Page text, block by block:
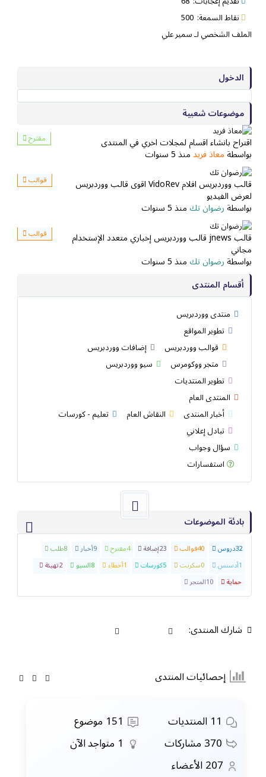
نقاط السمعة: 500
الملف الشخصي لـ سمير علي
الدخول
موضوعات شعبية
مقترح اقتراح بانشاء اقسام لمجلات اخري في المنتدى
بواسطة معاذ فريدمنذ 5 سنوات
قوالب قالب ووردبريس افلام VidoRev اقوى قالب ووردبريس
لعرض الفيديو
بواسطة رضوان تكمنذ 5 سنوات
قوالب قالب jnews قالب ووردبريس إخباري متعدد الإستخدام
مجاني
بواسطة رضوان تكمنذ 5 سنوات
أقسام المنتدى
منتدى ووردبريس
تطوير المواقع
قوالب ووردبريس
إضافات ووردبريس
متجر ووكومرس
سيو ووردبريس
تطوير المنتديات
المنتدى العام
أخبار المنتدى
النقاش العام
تعليم - كورسات
تبادل إعلاني
سؤال وجواب
استفسارات
بادئة الموضوعات
32دروس 40قوالب 23إضافة 4مقترح 9أخبار 8طلب
1أدسنس 0سكربت 5كورسات 1أخطاء 8السيو 2تهيئة
حماية 10المتجر
شارك المنتدى:
إحصائيات المنتدى
11المنتديات 151 موضوع
370مشاركات 1 متواجد الآن
207الأعضاء